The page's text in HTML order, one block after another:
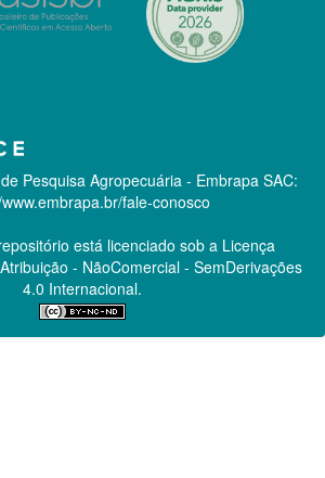
Pesquisa Agropecuária - Embrapa SAC:
fale-conosco
está licenciado sob a Licença
- NãoComercial - SemDerivações
4.0 Internacional.